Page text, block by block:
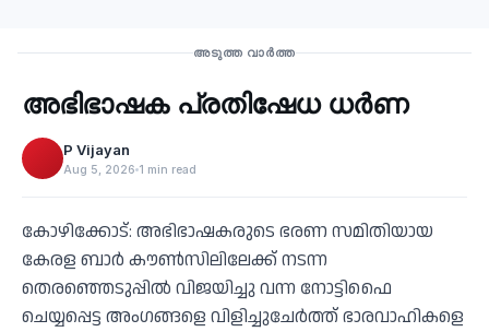
അടുത്ത വാർത്ത
‹
അഭിഭാഷക പ്രതിഷേധ ധർണ
P Vijayan
Aug 5, 2026 1 min read
കോഴിക്കോട്: അഭിഭാഷകരുടെ ഭരണ സമിതിയായ
കേരള ബാർ കൗൺസിലിലേക്ക് നടന്ന
തെരഞ്ഞെടുപ്പിൽ വിജയിച്ചു വന്ന നോട്ടിഫൈ
ചെയ്യപ്പെട്ട അംഗങ്ങളെ വിളിച്ചുചേർത്ത് ഭാരവാഹികളെ